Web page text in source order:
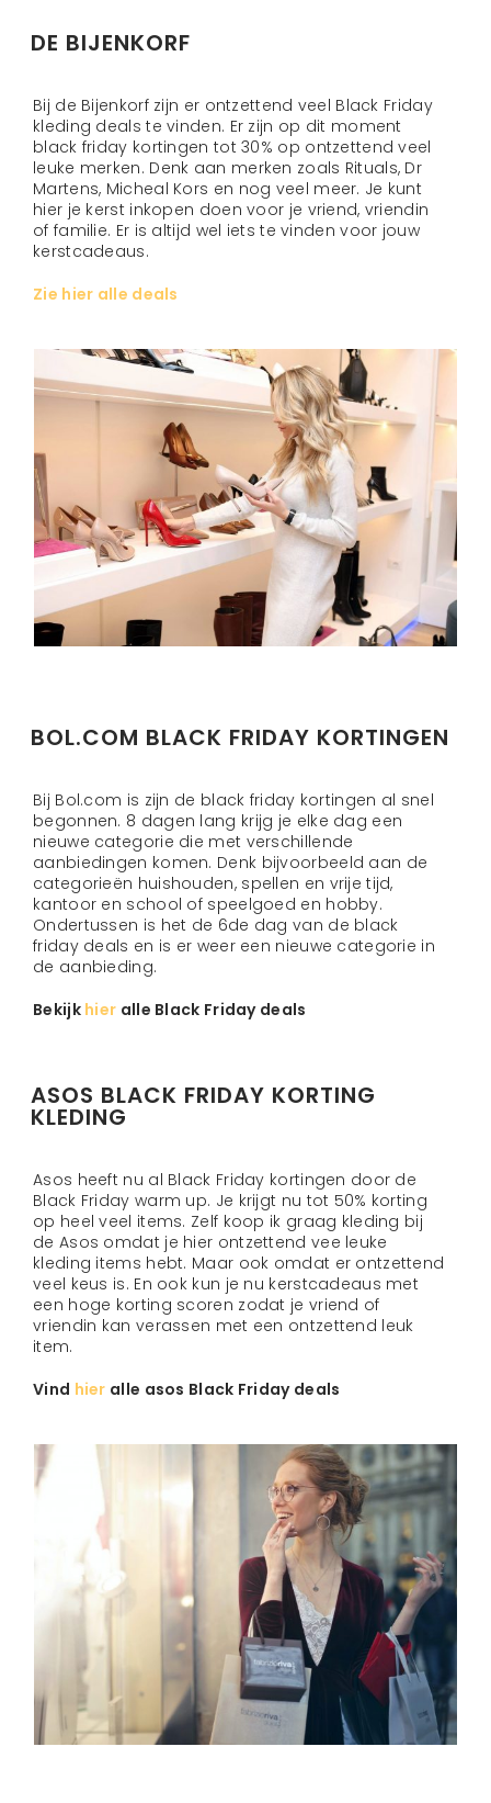
DE BIJENKORF
Bij de Bijenkorf zijn er ontzettend veel Black Friday
kleding deals te vinden. Er zijn op dit moment
black friday kortingen tot 30% op ontzettend veel
leuke merken. Denk aan merken zoals Rituals, Dr
Martens, Micheal Kors en nog veel meer. Je kunt
hier je kerst inkopen doen voor je vriend, vriendin
of familie. Er is altijd wel iets te vinden voor jouw
kerstcadeaus.
Zie hier alle deals
BOL.COM BLACK FRIDAY KORTINGEN
Bij Bol.com is zijn de black friday kortingen al snel
begonnen. 8 dagen lang krijg je elke dag een
nieuwe categorie die met verschillende
aanbiedingen komen. Denk bijvoorbeeld aan de
categorieën huishouden, spellen en vrije tijd,
kantoor en school of speelgoed en hobby.
Ondertussen is het de 6de dag van de black
friday deals en is er weer een nieuwe categorie in
de aanbieding.
Bekijk hier alle Black Friday deals
ASOS BLACK FRIDAY KORTING
KLEDING
Asos heeft nu al Black Friday kortingen door de
Black Friday warm up. Je krijgt nu tot 50% korting
op heel veel items. Zelf koop ik graag kleding bij
de Asos omdat je hier ontzettend vee leuke
kleding items hebt. Maar ook omdat er ontzettend
veel keus is. En ook kun je nu kerstcadeaus met
een hoge korting scoren zodat je vriend of
vriendin kan verassen met een ontzettend leuk
item.
Vind hier alle asos Black Friday deals